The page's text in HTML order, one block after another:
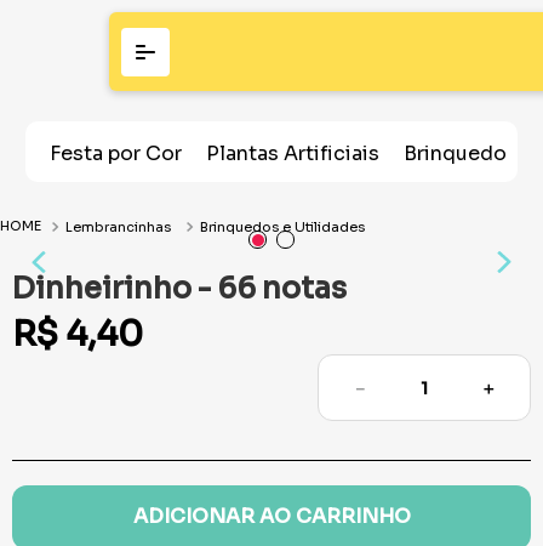
Festa por Cor Plantas Artificiais Brinquedos
Lembrancinhas Brinquedos e Utilidades
Dinheirinho - 66 notas
R$ 4,40
＋
－
ADICIONAR AO CARRINHO